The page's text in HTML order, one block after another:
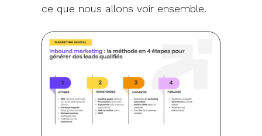
ce que nous allons voir ensemble.